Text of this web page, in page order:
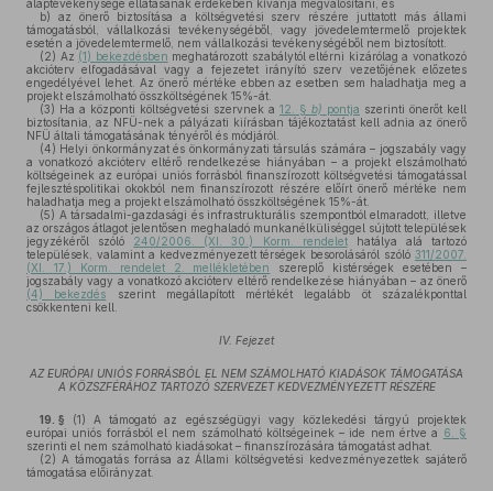
alaptevékenysége ellátásának érdekében kívánja megvalósítani, és
b) az önerő biztosítása a költségvetési szerv részére juttatott más állami
támogatásból, vállalkozási tevékenységéből, vagy jövedelemtermelő projektek
esetén a jövedelemtermelő, nem vállalkozási tevékenységéből nem biztosított.
(2) Az (1) bekezdésben meghatározott szabálytól eltérni kizárólag a vonatkozó
akcióterv elfogadásával vagy a fejezetet irányító szerv vezetőjének előzetes
engedélyével lehet. Az önerő mértéke ebben az esetben sem haladhatja meg a
projekt elszámolható összköltségének 15%-át.
(3) Ha a központi költségvetési szervnek a 12. § b) pontja szerinti önerőt kell
biztosítania, az NFÜ-nek a pályázati kiírásban tájékoztatást kell adnia az önerő
NFÜ általi támogatásának tényéről és módjáról.
(4) Helyi önkormányzat és önkormányzati társulás számára – jogszabály vagy
a vonatkozó akcióterv eltérő rendelkezése hiányában – a projekt elszámolható
költségeinek az európai uniós forrásból finanszírozott költségvetési támogatással
fejlesztéspolitikai okokból nem finanszírozott részére előírt önerő mértéke nem
haladhatja meg a projekt elszámolható összköltségének 15%-át.
(5) A társadalmi-gazdasági és infrastrukturális szempontból elmaradott, illetve
az országos átlagot jelentősen meghaladó munkanélküliséggel sújtott települések
jegyzékéről szóló 240/2006. (XI. 30.) Korm. rendelethatálya alá tartozó
települések, valamint a kedvezményezett térségek besorolásáról szóló 311/2007.
(XI. 17.) Korm. rendelet 2. mellékletében
szereplő kistérségek esetében –
jogszabály vagy a vonatkozó akcióterv eltérő rendelkezése hiányában – az önerő
(4) bekezdés szerint megállapított mértékét legalább öt százalékponttal
csökkenteni kell.
IV. Fejezet
AZ EURÓPAI UNIÓS FORRÁSBÓL EL NEM SZÁMOLHATÓ KIADÁSOK TÁMOGATÁSA
A KÖZSZFÉRÁHOZ TARTOZÓ SZERVEZET KEDVEZMÉNYEZETT RÉSZÉRE
19. § (1) A támogató az egészségügyi vagy közlekedési tárgyú projektek
európai uniós forrásból el nem számolható költségeinek – ide nem értve a 6. §
szerinti el nem számolható kiadásokat – finanszírozására támogatást adhat.
(2) A támogatás forrása az Állami költségvetési kedvezményezettek sajáterő
támogatása előirányzat.